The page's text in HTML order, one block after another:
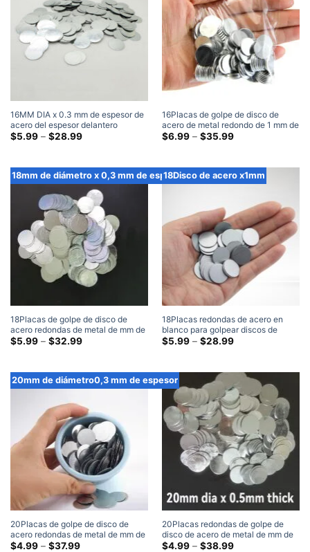
16MM DIA x 0.3 mm de espesor de
acero del espesor delantero
redondo de metal en blanco placas
$5.99 – $28.99Gama
a
través
de
$28.99
16Placas de golpe de disco de
acero de metal redondo de 1 mm de
diámetro x 1 mm de espesor
$6.99 – $35.99Gama
a
través
18mm de diámetro x 0,3 mm de espesor
18Placas de golpe de disco de
acero redondas de metal de mm de
diámetro x 0,3 mm de espesor
$5.99 – $32.99Gama
a
través
$32.99
18Disco de acero x1mm
18Placas redondas de acero en
blanco para golpear discos de
acero, mm de diámetro x 1mm de
$5.99 – $28.99Gama
través
de
$28.99
20mm de diámetro0,3 mm de espesor
20Placas de golpe de disco de
acero redondas de metal de mm de
diámetro x 0,3 mm de espesor
$4.99 – $37.99Gama
20Placas redondas de golpe de
disco de acero de metal de mm de
diámetro x 0,5 mm de espesor
$4.99 – $38.99Gama